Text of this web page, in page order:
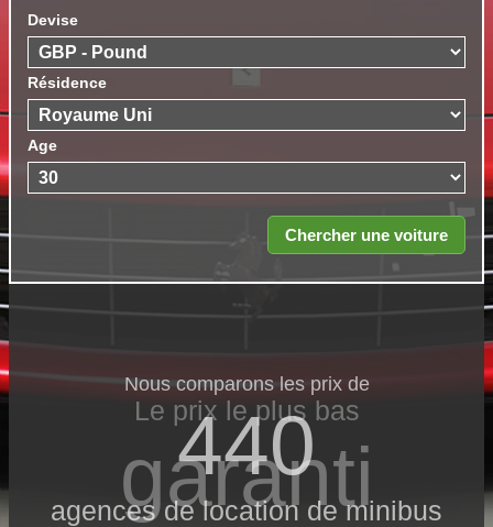
Devise
Résidence
Age
Nous comparons les prix de
440
agences de location de minibus
Le prix le​ plus bas
garanti